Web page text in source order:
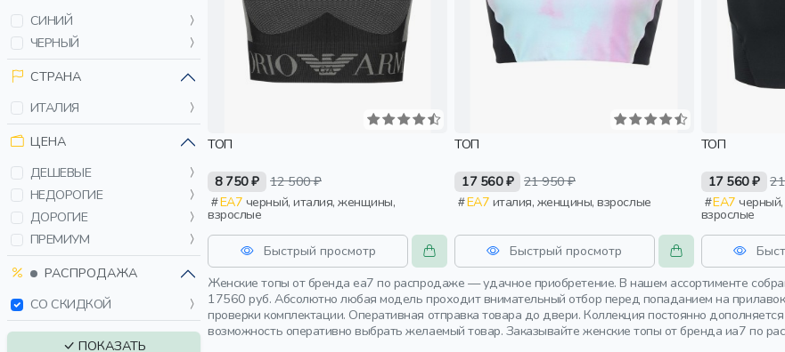
BALENCIAGA
BLUMARINE
BOGNER FIRE+ICE
BURBERRY
CHIARA FERRAGNI
CMP (CAMPAGNOLO)
COPERNI
DAMIR DOMA
DAVID KOMA
DEHA
DIESEL
DION LEE
СИНИЙ
ЧЕРНЫЙ
СТРАНА
ИТАЛИЯ
ЦЕНА
ДЕШЕВЫЕ
НЕДОРОГИЕ
ДОРОГИЕ
ПРЕМИУМ
РАСПРОДАЖА
СО СКИДКОЙ
ПОКАЗАТЬ
ТОП
8 750 ₽
12 500 ₽
EA7
взрослые
Быстрый просмотр
ТОП
17 560 ₽ 21 950 ₽
EA7 италия, женщины, взрослые
Быстрый просмотр
ТОП
17 560 ₽
EA7 черный, италия, женщины,
взрослые
Женские топы от бренда ea7 по распродаже — удачное приобретение. В нашем ассортименте
17560 руб. Абсолютно любая модель проходит внимательный отбор перед попаданием на
проверки комплектации. Оперативная отправка товара до двери. Коллекция постоянно
возможность оперативно выбрать желаемый товар. Заказывайте женские топы от бренда иа7 по